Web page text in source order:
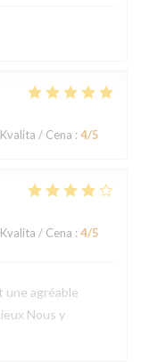
Kvalita / Cena : 4/5
Kvalita / Cena : 4/5
une agréable
Nous y